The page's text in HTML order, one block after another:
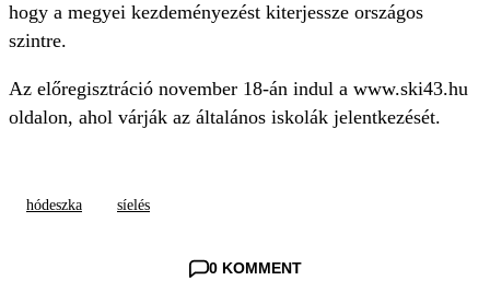
hogy a megyei kezdeményezést kiterjessze országos
szintre.
Az előregisztráció november 18-án indul a www.ski43.hu
oldalon, ahol várják az általános iskolák jelentkezését.
hódeszka síelés
0 KOMMENT